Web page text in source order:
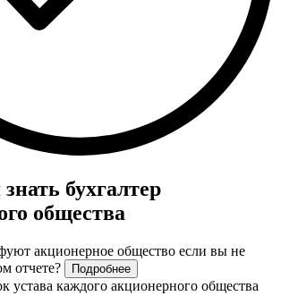
бухгалтер
общества
акционерное общество если вы не
отчете?
Подробнее
устава каждого акционерного общества